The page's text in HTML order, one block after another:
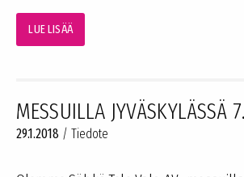
LUE LISÄÄ
MESSUILLA JYVÄSKYLÄSSÄ
29.1.2018 / Tiedote